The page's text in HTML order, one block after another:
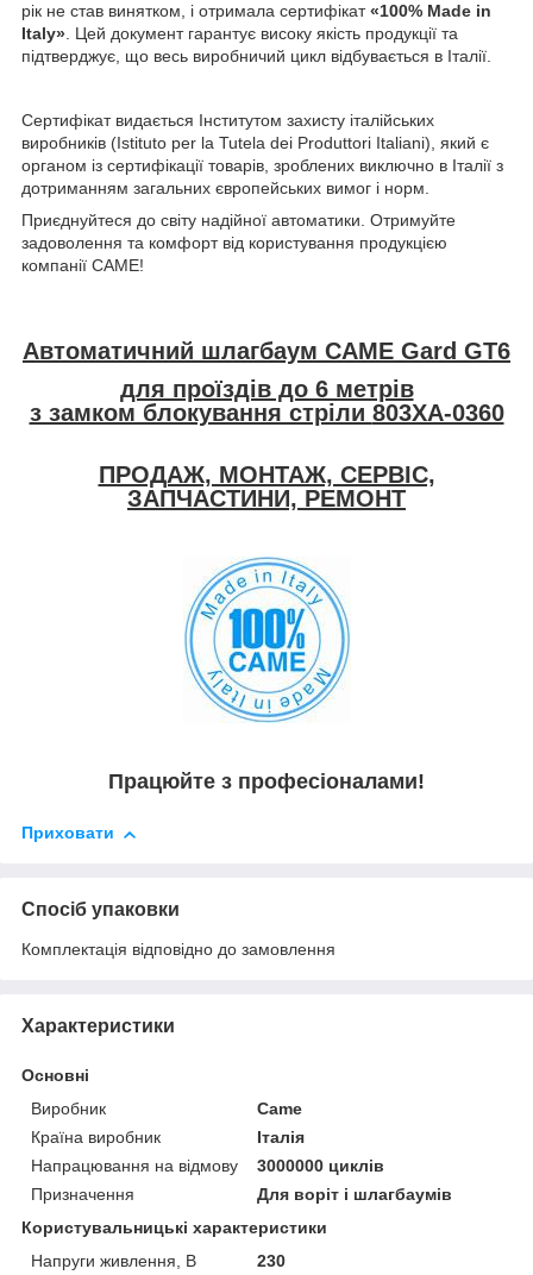
рік не став винятком, і отримала сертифікат«100% Made in
Italy» . Цей документ гарантує високу якість продукції та
підтверджує, що весь виробничий цикл відбувається в Італії.
Сертифікат видається Інститутом захисту італійських
виробників (Istituto per la Tutela dei Produttori Italiani), який є
органом із сертифікації товарів, зроблених виключно в Італії з
дотриманням загальних європейських вимог і норм.
Приєднуйтеся до світу надійної автоматики. Отримуйте
задоволення та комфорт від користування продукцією
компанії CAME!
Автоматичний шлагбаум CAME Gard GT6
для проїздів до 6 метрів
з замком блокування стріли 803XA-0360
ПРОДАЖ, МОНТАЖ, СЕРВІС,
ЗАПЧАСТИНИ, РЕМОНТ
Працюйте з професіоналами!
Приховати
Спосіб упаковки
Комплектація відповідно до замовлення
Характеристики
Основні
Виробник
Came
Країна виробник
Італія
Напрацювання на відмову
3000000 циклів
Призначення
Для воріт і шлагбаумів
Користувальницькі характеристики
Напруги живлення, В
230